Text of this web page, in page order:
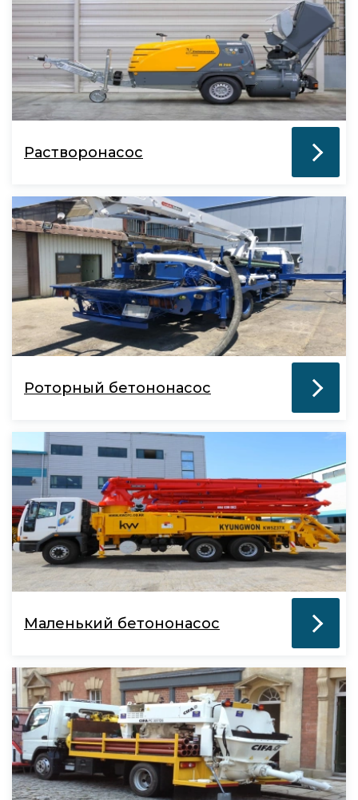
Растворонасос
Роторный бетононасос
Маленький бетононасос